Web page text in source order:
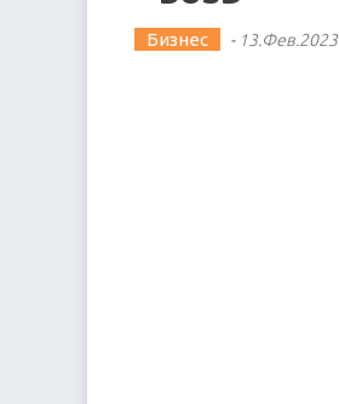
Бизнес - 13.Фев.2023